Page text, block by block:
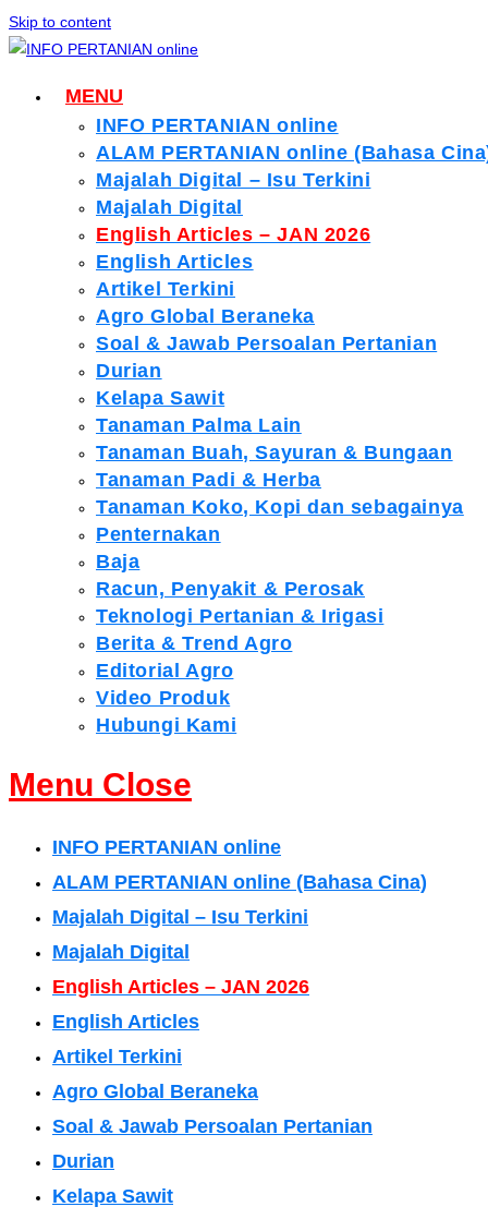
Skip to content
MENU
INFO PERTANIAN online
ALAM PERTANIAN online (Bahasa
Majalah Digital – Isu Terkini
Majalah Digital
English Articles – JAN 2026
English Articles
Artikel Terkini
Agro Global Beraneka
Soal & Jawab Persoalan Pertanian
Durian
Kelapa Sawit
Tanaman Palma Lain
Tanaman Buah, Sayuran & Bungaan
Tanaman Padi & Herba
Tanaman Koko, Kopi dan sebagainya
Penternakan
Baja
Racun, Penyakit & Perosak
Teknologi Pertanian & Irigasi
Berita & Trend Agro
Editorial Agro
Video Produk
Hubungi Kami
Menu Close
INFO PERTANIAN online
ALAM PERTANIAN online (Bahasa Cina)
Majalah Digital – Isu Terkini
Majalah Digital
English Articles – JAN 2026
English Articles
Artikel Terkini
Agro Global Beraneka
Soal & Jawab Persoalan Pertanian
Durian
Kelapa Sawit